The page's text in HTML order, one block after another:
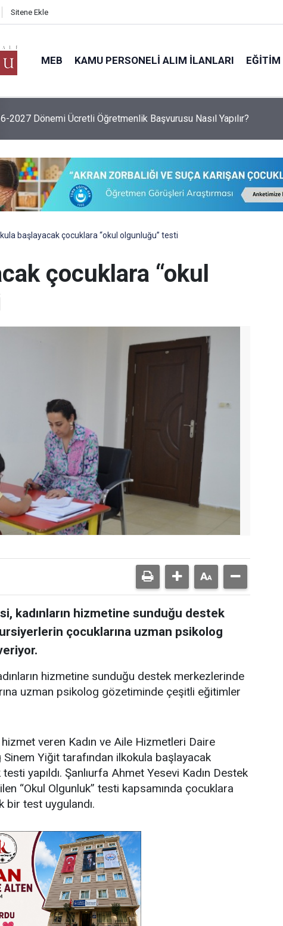
Sitene Ekle
MEB KAMU PERSONELI ALIM İLANLARI EĞITIM
2026 Sezonu Fındık Alım Fiyatlarını Açıkladı: Giresun 255 TL, Levant
TL
başlayacak çocuklara “okul olgunluğu” testi
çocuklara “okul
kadınların hizmetine sunduğu destek
çocuklarına uzman psikolog
hizmetine sunduğu destek merkezlerinde
uzman psikolog gözetiminde çeşitli eğitimler
veren Kadın ve Aile Hizmetleri Daire
Yiğit tarafından ilkokula başlayacak
yapıldı. Şanlıurfa Ahmet Yesevi Kadın Destek
“Okul Olgunluk” testi kapsamında çocuklara
bir test uygulandı.